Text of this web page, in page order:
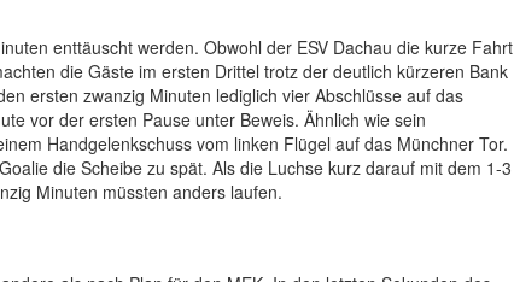
enttäuscht werden. Obwohl der ESV Dachau die kurze Fahrt
die Gäste im ersten Drittel trotz der deutlich kürzeren Bank
ersten zwanzig Minuten lediglich vier Abschlüsse auf das
vor der ersten Pause unter Beweis. Ähnlich wie sein
Handgelenkschuss vom linken Flügel auf das Münchner Tor.
die Scheibe zu spät. Als die Luchse kurz darauf mit dem 1-3
Minuten müssten anders laufen.